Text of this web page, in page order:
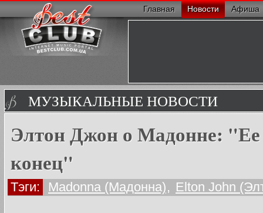
Главная Новости Афиша
МУЗЫКАЛЬНЫЕ НОВОСТИ
Элтон Джон о Мадонне:
конец"
Тэги: Madonna (Мадонна), Elton John